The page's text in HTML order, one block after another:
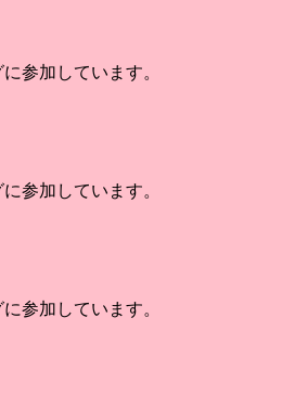
参加しています。
参加しています。
参加しています。